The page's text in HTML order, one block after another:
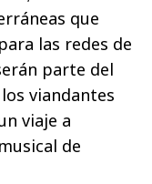
que
las redes de
parte del
viandantes
viaje a
de